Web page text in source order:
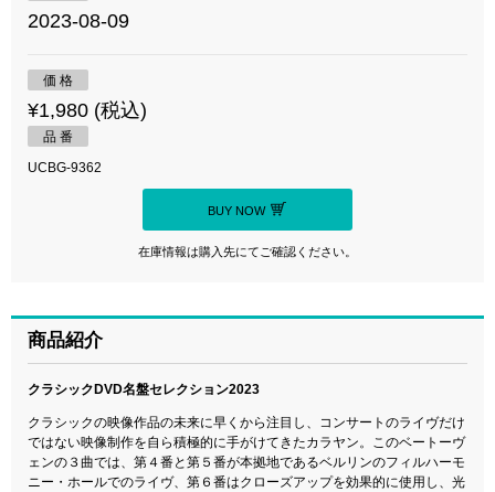
2023-08-09
価 格
¥1,980 (税込)
品 番
UCBG-9362
BUY NOW
在庫情報は購入先にてご確認ください。
商品紹介
クラシックDVD名盤セレクション2023
クラシックの映像作品の未来に早くから注目し、コンサートのライヴだけ
ではない映像制作を自ら積極的に手がけてきたカラヤン。このベートーヴ
ェンの３曲では、第４番と第５番が本拠地であるベルリンのフィルハーモ
ニー・ホールでのライヴ、第６番はクローズアップを効果的に使用し、光